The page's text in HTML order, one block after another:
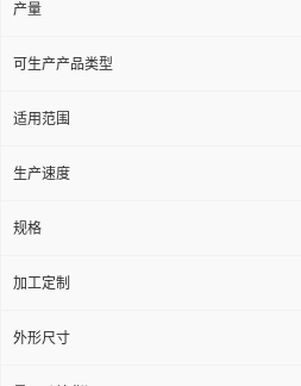
产量
可生产产品类型
适用范围
生产速度
规格
加工定制
外形尺寸